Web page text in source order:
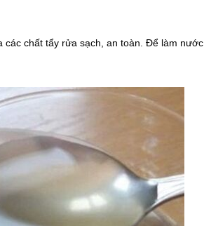
các chất tẩy rửa sạch, an toàn. Để làm nước